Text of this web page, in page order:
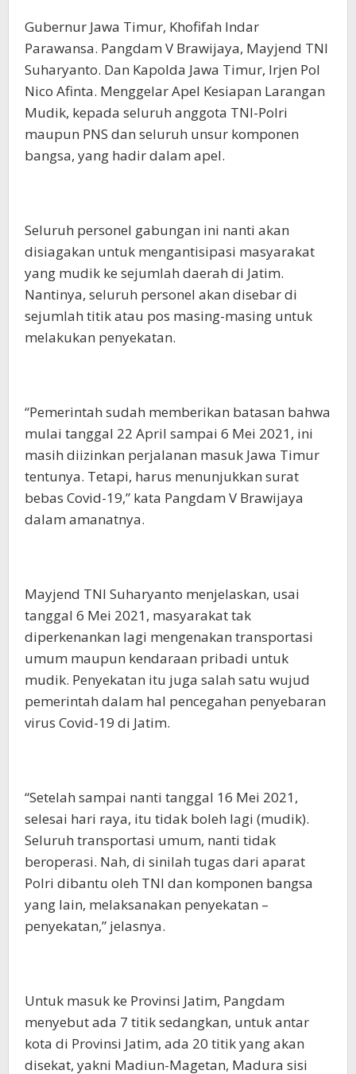
Gubernur Jawa Timur, Khofifah Indar
Parawansa. Pangdam V Brawijaya, Mayjend TNI
Suharyanto. Dan Kapolda Jawa Timur, Irjen Pol
Nico Afinta. Menggelar Apel Kesiapan Larangan
Mudik, kepada seluruh anggota TNI-Polri
maupun PNS dan seluruh unsur komponen
bangsa, yang hadir dalam apel.
Seluruh personel gabungan ini nanti akan
disiagakan untuk mengantisipasi masyarakat
yang mudik ke sejumlah daerah di Jatim.
Nantinya, seluruh personel akan disebar di
sejumlah titik atau pos masing-masing untuk
melakukan penyekatan.
“Pemerintah sudah memberikan batasan bahwa
mulai tanggal 22 April sampai 6 Mei 2021, ini
masih diizinkan perjalanan masuk Jawa Timur
tentunya. Tetapi, harus menunjukkan surat
bebas Covid-19,” kata Pangdam V Brawijaya
dalam amanatnya.
Mayjend TNI Suharyanto menjelaskan, usai
tanggal 6 Mei 2021, masyarakat tak
diperkenankan lagi mengenakan transportasi
umum maupun kendaraan pribadi untuk
mudik. Penyekatan itu juga salah satu wujud
pemerintah dalam hal pencegahan penyebaran
virus Covid-19 di Jatim.
“Setelah sampai nanti tanggal 16 Mei 2021,
selesai hari raya, itu tidak boleh lagi (mudik).
Seluruh transportasi umum, nanti tidak
beroperasi. Nah, di sinilah tugas dari aparat
Polri dibantu oleh TNI dan komponen bangsa
yang lain, melaksanakan penyekatan –
penyekatan,” jelasnya.
Untuk masuk ke Provinsi Jatim, Pangdam
menyebut ada 7 titik sedangkan, untuk antar
kota di Provinsi Jatim, ada 20 titik yang akan
disekat, yakni Madiun-Magetan, Madura sisi